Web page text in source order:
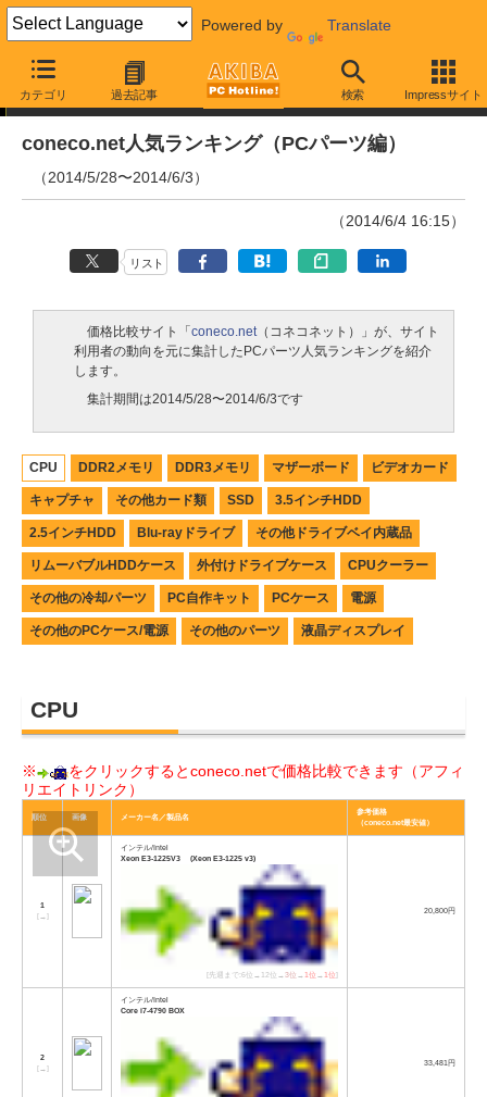
Powered by Translate
カテゴリ 過去記事 検索 Impressサイト
ランキング
coneco.net人気ランキング（PCパーツ編）
（2014/5/28〜2014/6/3）
（2014/6/4 16:15）
リスト
価格比較サイト「 coneco.net（コネコネット）」が、サイト
利用者の動向を元に集計したPCパーツ人気ランキングを紹介
します。
集計期間は2014/5/28〜2014/6/3です
CPU DDR2メモリ DDR3メモリ マザーボード ビデオカード
キャプチャ その他カード類 SSD 3.5インチHDD
2.5インチHDD Blu-rayドライブ その他ドライブベイ内蔵品
リムーバブルHDDケース 外付けドライブケース CPUクーラー
その他の冷却パーツ PC自作キット PCケース 電源
その他のPCケース/電源 その他のパーツ 液晶ディスプレイ
CPU
※
をクリックするとconeco.netで価格比較できます（アフィ
リエイトリンク）
順位 画像 メーカー名／製品名
参考価格
（coneco.net最安値）
1
[→ ]
インテル/Intel
Xeon E3-1225V3 (Xeon E3-1225 v3)
[先週まで:6位→12位→3位 →1位 →1位]
20,800円
2
[→ ]
インテル/Intel
Core i7-4790 BOX
33,481円